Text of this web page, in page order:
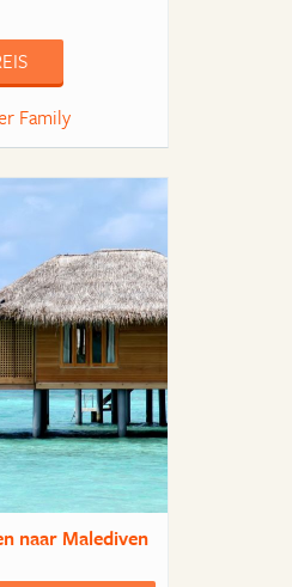
Family
naar Malediven